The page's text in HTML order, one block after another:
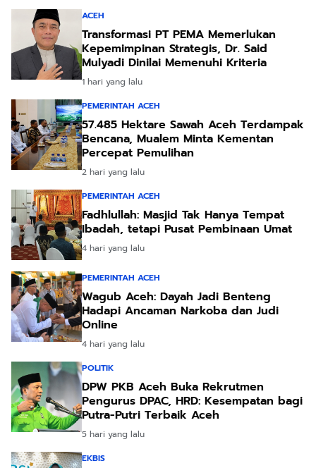
ACEH
Transformasi PT PEMA Memerlukan
Kepemimpinan Strategis, Dr. Said
Mulyadi Dinilai Memenuhi Kriteria
1 hari yang lalu
PEMERINTAH ACEH
57.485 Hektare Sawah Aceh Terdampak
Bencana, Mualem Minta Kementan
Percepat Pemulihan
2 hari yang lalu
PEMERINTAH ACEH
Fadhlullah: Masjid Tak Hanya Tempat
Ibadah, tetapi Pusat Pembinaan Umat
4 hari yang lalu
PEMERINTAH ACEH
Wagub Aceh: Dayah Jadi Benteng
Hadapi Ancaman Narkoba dan Judi
Online
4 hari yang lalu
POLITIK
DPW PKB Aceh Buka Rekrutmen
Pengurus DPAC, HRD: Kesempatan bagi
Putra-Putri Terbaik Aceh
5 hari yang lalu
EKBIS